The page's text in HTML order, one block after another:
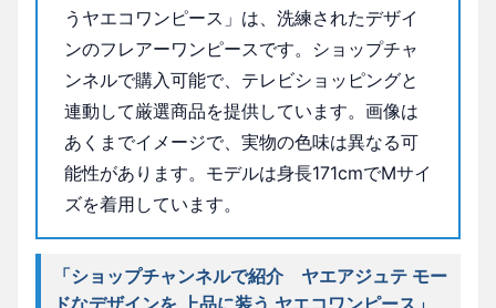
うヤエコワンピース」は、洗練されたデザイ
ンのフレアーワンピースです。ショップチャ
ンネルで購入可能で、テレビショッピングと
連動して厳選商品を提供しています。画像は
あくまでイメージで、実物の色味は異なる可
能性があります。モデルは身長171cmでMサイ
ズを着用しています。
「ショップチャンネルで紹介 ヤエアジュテ モー